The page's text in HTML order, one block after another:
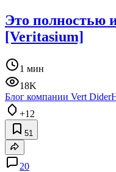
Это полностью
[Veritasium]
1 мин
18K
Блог компании Vert Dider
+12
51
20